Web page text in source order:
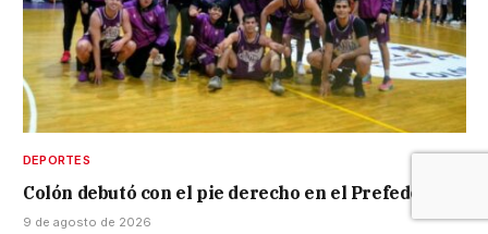
DEPORTES
Colón debutó con el pie derecho en el Prefederal
9 de agosto de 2026